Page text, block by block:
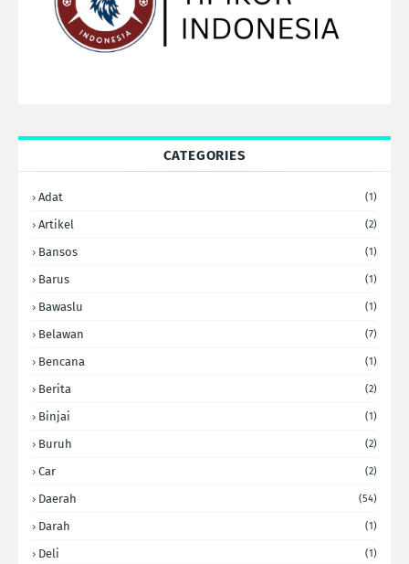
CATEGORIES
Adat (1)
Artikel (2)
Bansos (1)
Barus (1)
Bawaslu (1)
Belawan (7)
Bencana (1)
Berita (2)
Binjai (1)
Buruh (2)
Car (2)
Daerah (54)
Darah (1)
Deli (1)